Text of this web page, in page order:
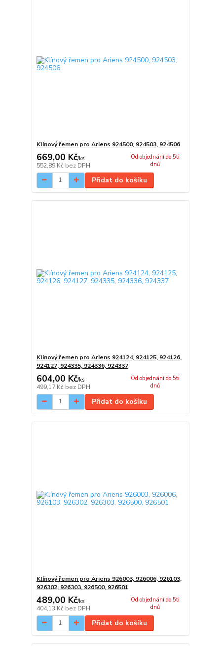
Klínový řemen pro Ariens 924500, 924503, 924506
669,00 Kč/ks
552,89 Kč bez DPH
Od objednání do 5ti
dnů
Přidat do košíku
Klínový řemen pro Ariens 924124, 924125, 924126,
924127, 924335, 924336, 924337
604,00 Kč/ks
499,17 Kč bez DPH
Od objednání do 5ti
dnů
Přidat do košíku
Klínový řemen pro Ariens 926003, 926006, 926103,
926302, 926303, 926500, 926501
489,00 Kč/ks
404,13 Kč bez DPH
Od objednání do 5ti
dnů
Přidat do košíku